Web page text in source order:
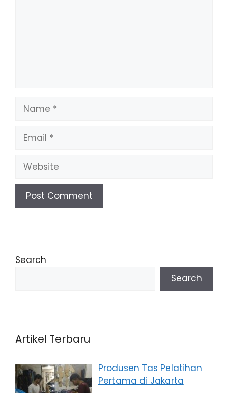
Name
Email
Website
Search
Search
Artikel Terbaru
Produsen Tas Pelatihan
Pertama di Jakarta